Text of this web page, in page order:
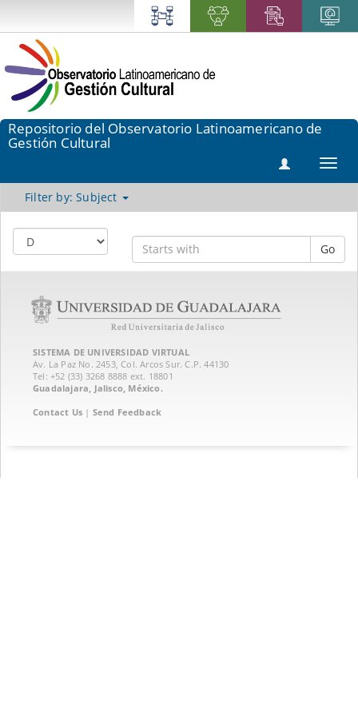
Repositorio del Observatorio Latinoamericano de
Gestión Cultural
Filter by: Subject
Go
SISTEMA DE UNIVERSIDAD VIRTUAL
Av. La Paz No. 2453, Col. Arcos Sur. C.P. 44130
Tel: +52 (33) 3268 8888‏ ext. 18801
Guadalajara, Jalisco, México.
Contact Us | Send Feedback